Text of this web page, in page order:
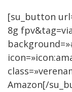
[su_button
8g
Amazon[/